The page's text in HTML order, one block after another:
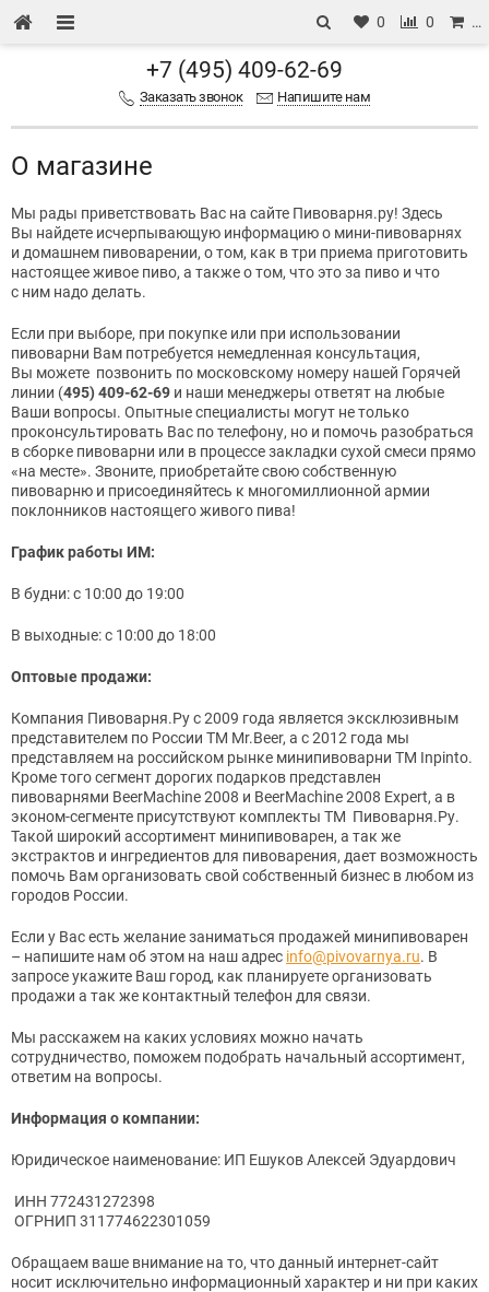
0 0 …
+7 (495) 409-62-69
Заказать звонок Напишите нам
О магазине
Мы рады приветствовать Вас на сайте Пивоварня.ру! Здесь
Вы найдете исчерпывающую информацию о мини-пивоварнях
и домашнем пивоварении, о том, как в три приема приготовить
настоящее живое пиво, а также о том, что это за пиво и что
с ним надо делать.
Если при выборе, при покупке или при использовании
пивоварни Вам потребуется немедленная консультация,
Вы можете позвонить по московскому номеру нашей Горячей
линии (495) 409-62-69 и наши менеджеры ответят на любые
Ваши вопросы. Опытные специалисты могут не только
проконсультировать Вас по телефону, но и помочь разобраться
в сборке пивоварни или в процессе закладки сухой смеси прямо
«на месте». Звоните, приобретайте свою собственную
пивоварню и присоединяйтесь к многомиллионной армии
поклонников настоящего живого пива!
График работы ИМ:
В будни: с 10:00 до 19:00
В выходные: с 10:00 до 18:00
Оптовые продажи:
Компания Пивоварня.Ру с 2009 года является эксклюзивным
представителем по России TM Mr.Beer, а с 2012 года мы
представляем на российском рынке минипивоварни TM Inpinto.
Кроме того сегмент дорогих подарков представлен
пивоварнями BeerMachine 2008 и BeerMachine 2008 Expert, а в
эконом-сегменте присутствуют комплекты ТМ Пивоварня.Ру.
Такой широкий ассортимент минипивоварен, а так же
экстрактов и ингредиентов для пивоварения, дает возможность
помочь Вам организовать свой собственный бизнес в любом из
городов России.
Если у Вас есть желание заниматься продажей минипивоварен
– напишите нам об этом на наш адрес info@pivovarnya.ru. В
запросе укажите Ваш город, как планируете организовать
продажи а так же контактный телефон для связи.
Мы расскажем на каких условиях можно начать
сотрудничество, поможем подобрать начальный ассортимент,
ответим на вопросы.
Информация о компании:
Юридическое наименование: ИП Ешуков Алексей Эдуардович
ИНН 772431272398
ОГРНИП 311774622301059
Обращаем ваше внимание на то, что данный интернет-сайт
носит исключительно информационный характер и ни при каких